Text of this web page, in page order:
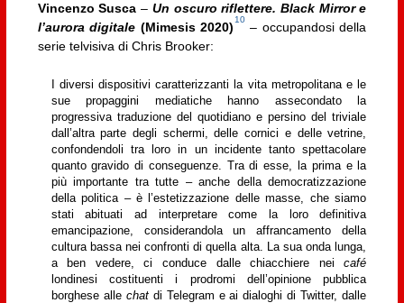
Vincenzo Susca – Un oscuro riflettere. Black Mirror e
l’aurora digitale (Mimesis 2020)
10
– occupandosi della
serie telvisiva di Chris Brooker:
I diversi dispositivi caratterizzanti la vita metropolitana e le
sue propaggini mediatiche hanno assecondato la
progressiva traduzione del quotidiano e persino del triviale
dall’altra parte degli schermi, delle cornici e delle vetrine,
confondendoli tra loro in un incidente tanto spettacolare
quanto gravido di conseguenze. Tra di esse, la prima e la
più importante tra tutte – anche della democratizzazione
della politica – è l’estetizzazione delle masse, che siamo
stati abituati ad interpretare come la loro definitiva
emancipazione, considerandola un affrancamento della
cultura bassa nei confronti di quella alta. La sua onda lunga,
a ben vedere, ci conduce dalle chiacchiere neicafé
londinesi costituenti i prodromi dell’opinione pubblica
borghese alle chatdi Telegram e ai dialoghi di Twitter, dalle